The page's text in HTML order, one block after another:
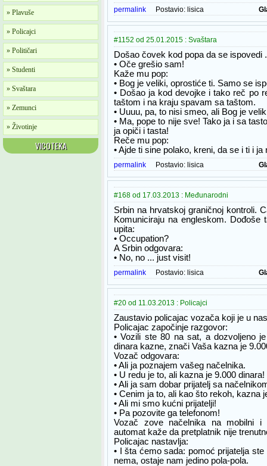
» Plavuše
» Policajci
» Političari
» Studenti
» Svaštara
» Zemunci
» Životinje
VICOTEKA
permalink Postavio: lisica
#1152 od 25.01.2015 : Svaštara
Došao čovek kod popa da se ispovedi
• Oče grešio sam!
Kaže mu pop:
• Bog je veliki, oprostiće ti. Samo se
• Došao ja kod devojke i tako reč po
taštom i na kraju spavam sa taštom.
• Uuuu, pa, to nisi smeo, ali Bog je
• Ma, pope to nije sve! Tako ja i sa
ja opiči i tasta!
Reče mu pop:
• Ajde ti sine polako, kreni, da se i ti i
permalink Postavio: lisica
#168 od 17.03.2013 : Međunarodni
Srbin na hrvatskoj graničnoj kontroli.
Komuniciraju na engleskom. Dođoše
upita:
• Occupation?
A Srbin odgovara:
• No, no ... just visit!
permalink Postavio: lisica
#20 od 11.03.2013 : Policajci
Zaustavio policajac vozača koji je u
Policajac započinje razgovor:
• Vozili ste 80 na sat, a dozvoljeno
dinara kazne, znači Vaša kazna je
Vozač odgovara:
• Ali ja poznajem vašeg načelnika.
• U redu je to, ali kazna je 9.000 dinara!
• Ali ja sam dobar prijatelj sa
• Cenim ja to, ali kao što rekoh, kazna
• Ali mi smo kućni prijatelji!
• Pa pozovite ga telefonom!
Vozač zove načelnika na mobilni
automat kaže da pretplatnik nije
Policajac nastavlja:
• I šta ćemo sada: pomoć prijatelja
nema, ostaje nam jedino pola-pola.